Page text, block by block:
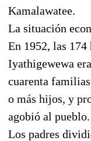
Kamalawatee.
La situación
En 1952, las
Iyathigewewa
cuarenta
o más hijos, y
agobió al pueblo.
Los padres